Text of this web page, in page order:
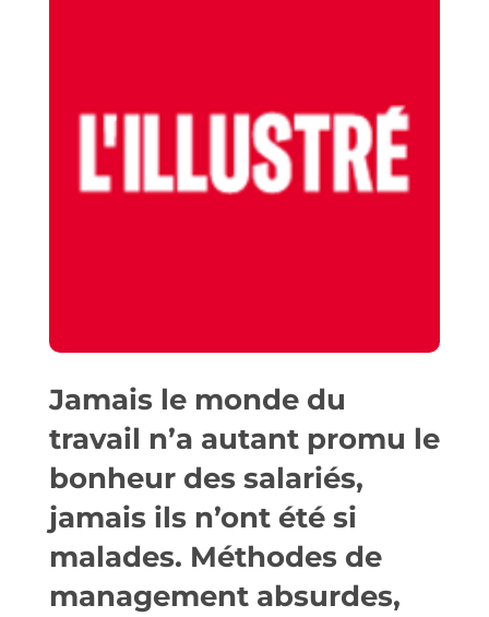
Jamais le monde du
travail n’a autant promu le
bonheur des salariés,
jamais ils n’ont été si
malades. Méthodes de
management absurdes,